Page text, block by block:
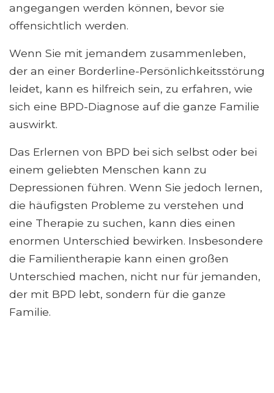
angegangen werden können, bevor sie
offensichtlich werden.
Wenn Sie mit jemandem zusammenleben,
der an einer Borderline-Persönlichkeitsstörung
leidet, kann es hilfreich sein, zu erfahren, wie
sich eine BPD-Diagnose auf die ganze Familie
auswirkt.
Das Erlernen von BPD bei sich selbst oder bei
einem geliebten Menschen kann zu
Depressionen führen. Wenn Sie jedoch lernen,
die häufigsten Probleme zu verstehen und
eine Therapie zu suchen, kann dies einen
enormen Unterschied bewirken. Insbesondere
die Familientherapie kann einen großen
Unterschied machen, nicht nur für jemanden,
der mit BPD lebt, sondern für die ganze
Familie.